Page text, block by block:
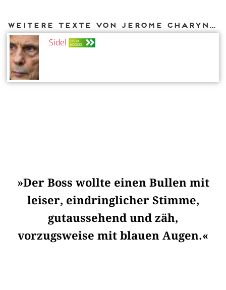
Weitere Texte von Jerome Charyn bei DIAPHANES
Sidel OPEN
ACCESS
»Der Boss wollte einen Bullen mit
leiser, eindringlicher Stimme,
gutaussehend und zäh,
vorzugsweise mit blauen Augen.«